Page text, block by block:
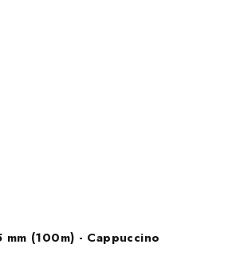
mm (100m) - Cappuccino